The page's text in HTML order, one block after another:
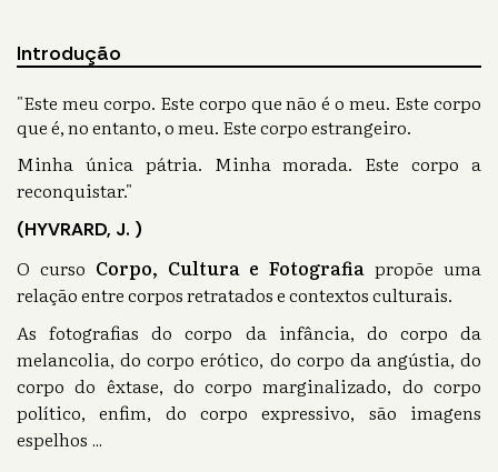
Introdução
"Este meu corpo. Este corpo que não é o meu. Este corpo
que é, no entanto, o meu. Este corpo estrangeiro.
Minha única pátria. Minha morada. Este corpo a
reconquistar."
(HYVRARD, J. )
O curso Corpo, Cultura e Fotografia propõe uma
relação entre corpos retratados e contextos culturais.
As fotografias do corpo da infância, do corpo da
melancolia, do corpo erótico, do corpo da angústia, do
corpo do êxtase, do corpo marginalizado, do corpo
político, enfim, do corpo expressivo, são imagens
espelhos ...